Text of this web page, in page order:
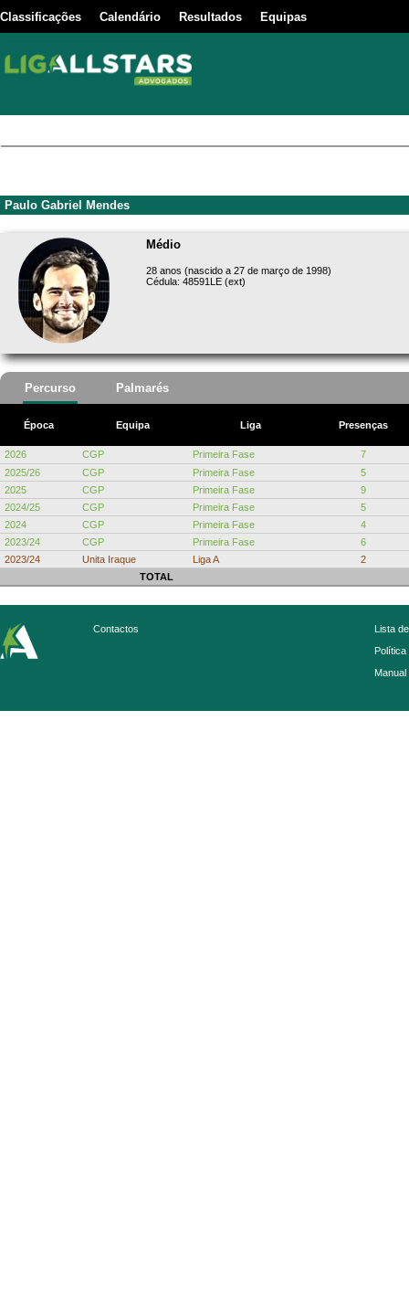
Classificações Calendário Resultados Equipas
Paulo Gabriel Mendes
Médio
28 anos (nascido a 27 de março de 1998)
Cédula: 48591LE (ext)
Percurso Palmarés
Época Equipa Liga Presenças
2026 CGP Primeira Fase
7
2025/26
CGP Primeira Fase
5
2025
CGP Primeira Fase
9
2024/25
CGP Primeira Fase
5
2024
CGP Primeira Fase
4
2023/24
CGP Primeira Fase
6
2023/24
Unita Iraque Liga A
2
TOTAL
Contactos
Lista
Política